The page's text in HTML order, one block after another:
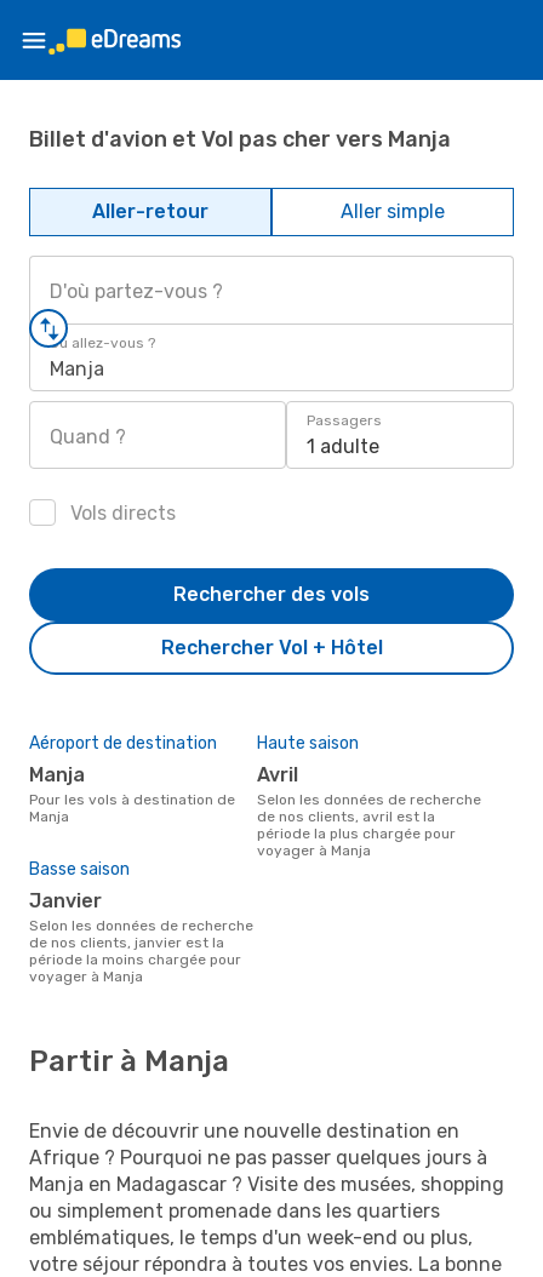
Billet d'avion et Vol pas cher vers Manja
Aller-retour Aller simple
D'où partez-vous ?
Où allez-vous ?
Manja
Quand ?
Passagers
1 adulte
Vols directs
Rechercher Vol + Hôtel
Rechercher des vols
Aéroport de destination
Manja
Pour les vols à destination de
Manja
Haute saison
avril
Selon les données de recherche
de nos clients, avril est la
période la plus chargée pour
voyager à Manja
Basse saison
janvier
Selon les données de recherche
de nos clients, janvier est la
période la moins chargée pour
voyager à Manja
Partir à Manja
Envie de découvrir une nouvelle destination en
Afrique ? Pourquoi ne pas passer quelques jours à
Manja en Madagascar ? Visite des musées, shopping
ou simplement promenade dans les quartiers
emblématiques, le temps d'un week-end ou plus,
votre séjour répondra à toutes vos envies. La bonne